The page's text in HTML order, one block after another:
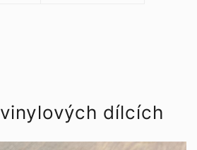
dílcích